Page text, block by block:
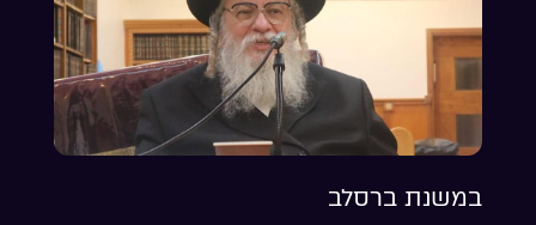
במשנת ברסלב